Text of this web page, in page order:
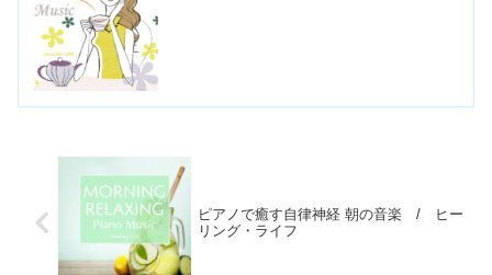
ピアノで癒す自律神経 朝の音楽 / ヒー
リング・ライフ